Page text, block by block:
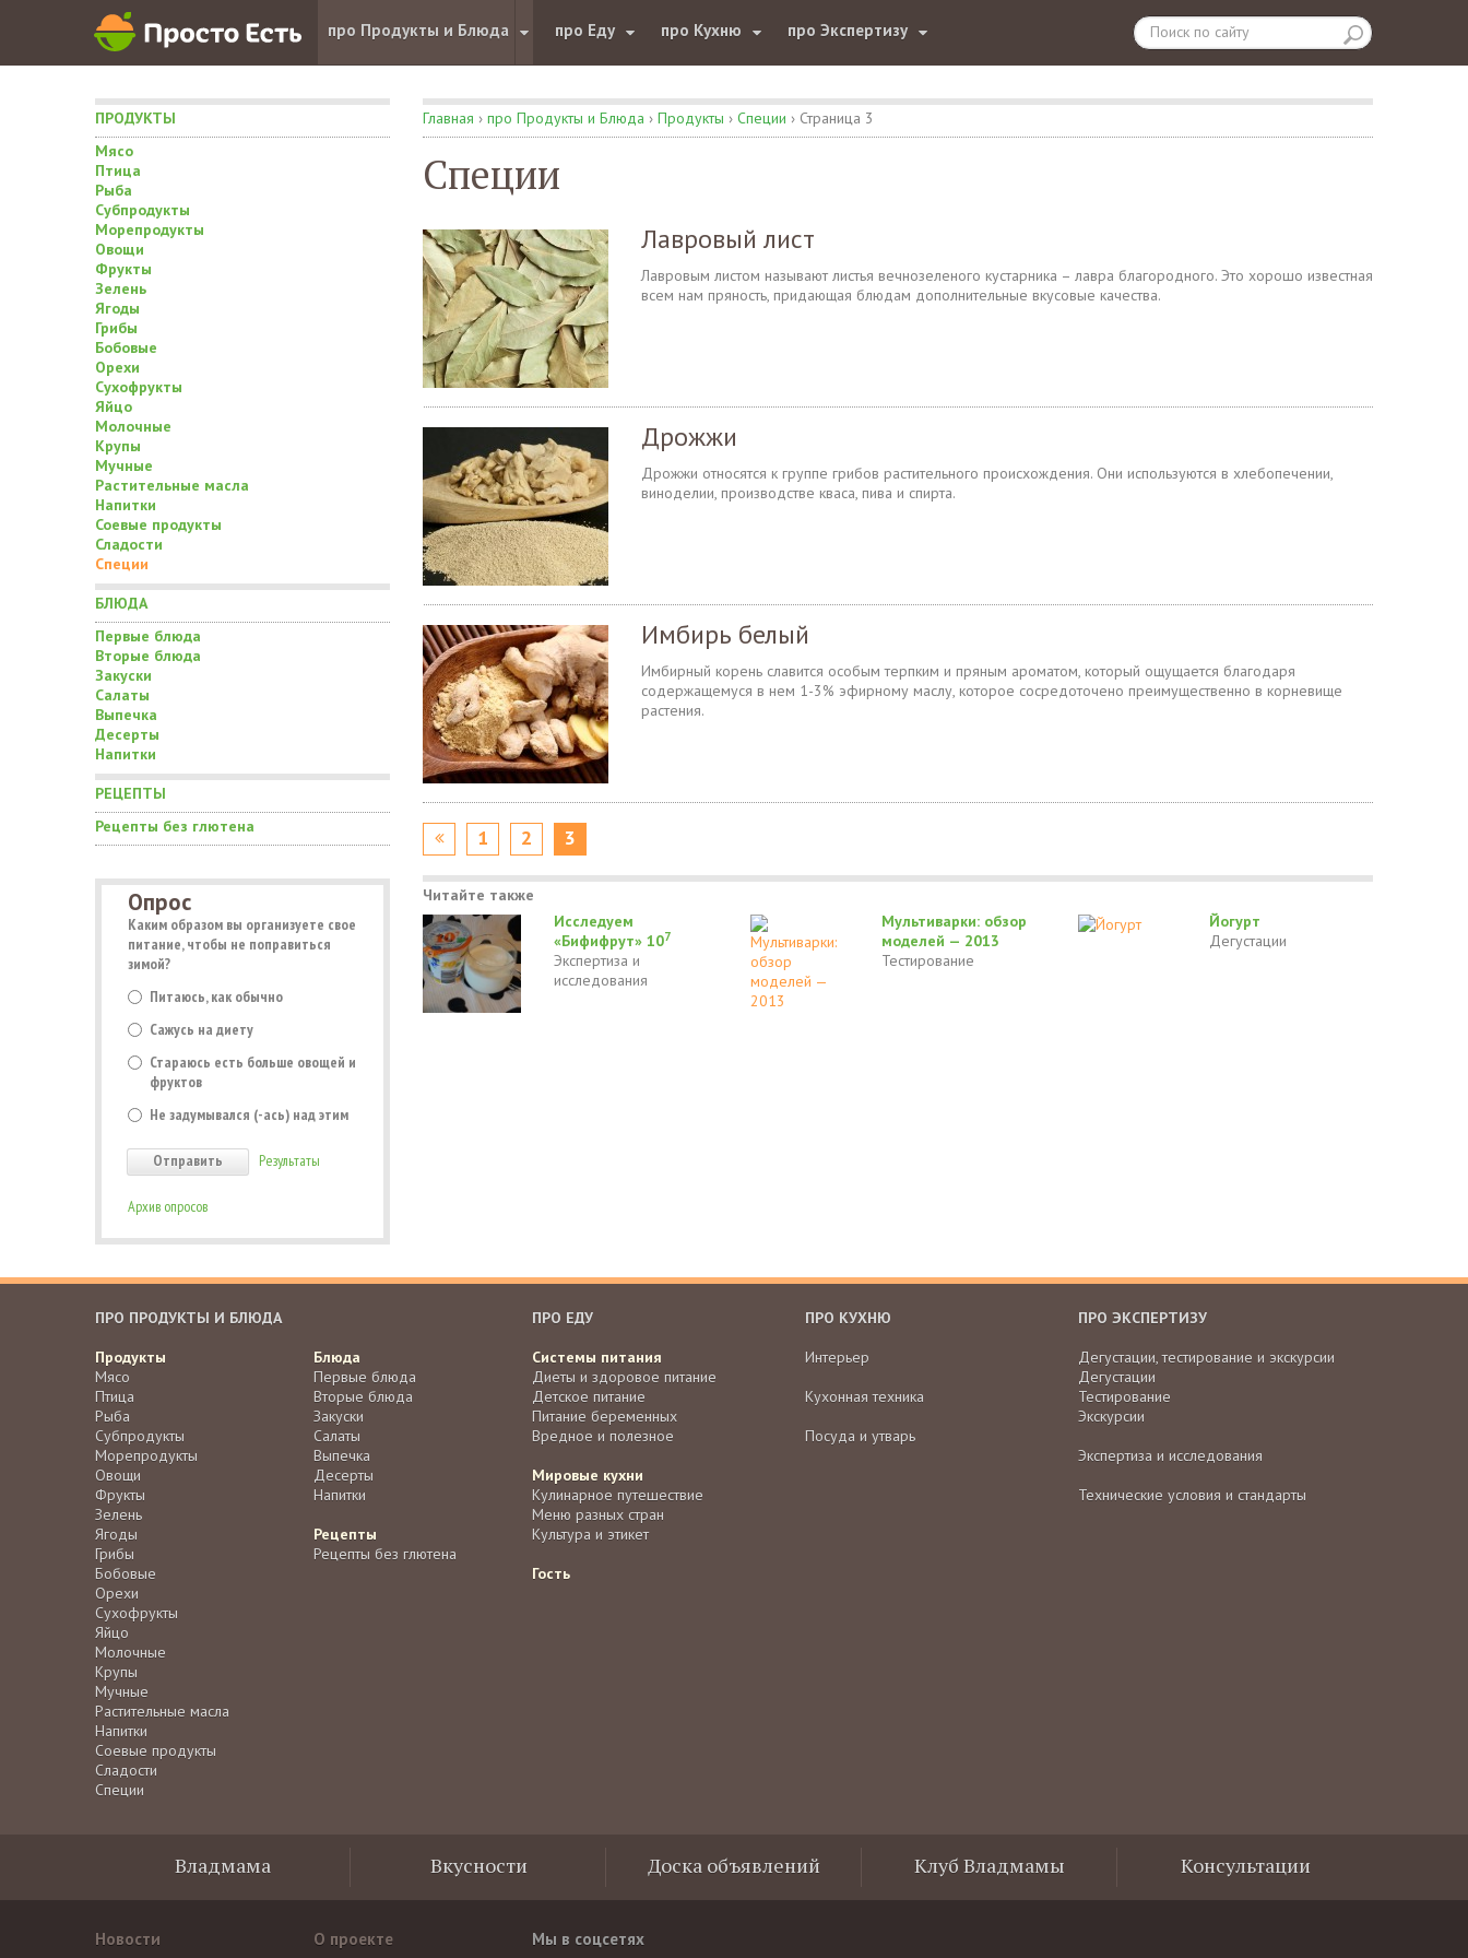
про Продукты и Блюда про Еду про Кухню про Экспертизу
ПРОДУКТЫ
Мясо
Птица
Рыба
Субпродукты
Морепродукты
Овощи
Фрукты
Зелень
Ягоды
Грибы
Бобовые
Орехи
Сухофрукты
Яйцо
Молочные
Крупы
Мучные
Растительные масла
Напитки
Соевые продукты
Сладости
Специи
БЛЮДА
Первые блюда
Вторые блюда
Закуски
Салаты
Выпечка
Десерты
Напитки
РЕЦЕПТЫ
Рецепты без глютена
Опрос
Каким образом вы организуете свое
питание, чтобы не поправиться
зимой?
Питаюсь, как обычно
Сажусь на диету
Стараюсь есть больше овощей и
фруктов
Не задумывался (-ась) над этим
Результаты
Архив опросов
Главная › про Продукты и Блюда › Продукты › Специи › Страница 3
Специи
Лавровый лист
Лавровым листом называют листья вечнозеленого кустарника – лавра благородного. Это хорошо известная
всем нам пряность, придающая блюдам дополнительные вкусовые качества.
Дрожжи
Дрожжи относятся к группе грибов растительного происхождения. Они используются в хлебопечении,
виноделии, производстве кваса, пива и спирта.
Имбирь белый
Имбирный корень славится особым терпким и пряным ароматом, который ощущается благодаря
содержащемуся в нем 1-3% эфирному маслу, которое сосредоточено преимущественно в корневище
растения.
1 2 3
Читайте также
Исследуем
«Бифифрут» 107
Экспертиза и
исследования
Мультиварки: обзор
моделей — 2013
Тестирование
Йогурт
Дегустации
ПРО ПРОДУКТЫ И БЛЮДА
Продукты
Мясо
Птица
Рыба
Субпродукты
Морепродукты
Овощи
Фрукты
Зелень
Ягоды
Грибы
Бобовые
Орехи
Сухофрукты
Яйцо
Молочные
Крупы
Мучные
Растительные масла
Напитки
Соевые продукты
Сладости
Специи
Блюда
Первые блюда
Вторые блюда
Закуски
Салаты
Выпечка
Десерты
Напитки
Рецепты
Рецепты без глютена
ПРО ЕДУ
Системы питания
Диеты и здоровое питание
Детское питание
Питание беременных
Вредное и полезное
Мировые кухни
Кулинарное путешествие
Меню разных стран
Культура и этикет
Гость
ПРО КУХНЮ
Интерьер
Кухонная техника
Посуда и утварь
ПРО ЭКСПЕРТИЗУ
Дегустации, тестирование и экскурсии
Дегустации
Тестирование
Экскурсии
Экспертиза и исследования
Технические условия и стандарты
Владмама Вкусности Доска объявлений Клуб Владмамы Консультации
Новости
О проекте
Мы в соцсетях